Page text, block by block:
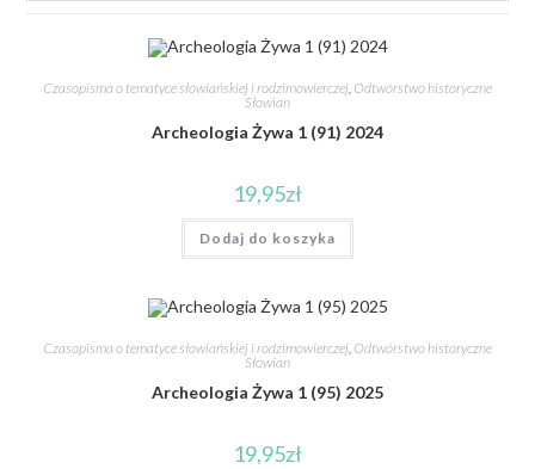
Czasopisma o tematyce słowiańskiej i rodzimowierczej, Odtwórstwo historyczne
Słowian
Archeologia Żywa 1 (91) 2024
19,95zł
Dodaj do koszyka
Czasopisma o tematyce słowiańskiej i rodzimowierczej, Odtwórstwo historyczne
Słowian
Archeologia Żywa 1 (95) 2025
19,95zł